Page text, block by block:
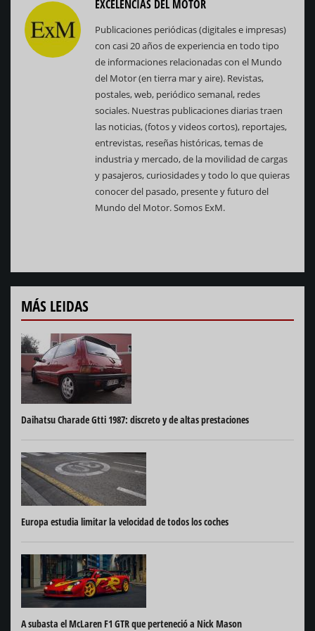
EXCELENCIAS DEL MOTOR
Publicaciones periódicas (digitales e impresas)
con casi 20 años de experiencia en todo tipo
de informaciones relacionadas con el Mundo
del Motor (en tierra mar y aire). Revistas,
postales, web, periódico semanal, redes
sociales. Nuestras publicaciones diarias traen
las noticias, (fotos y videos cortos), reportajes,
entrevistas, reseñas históricas, temas de
industria y mercado, de la movilidad de cargas
y pasajeros, curiosidades y todo lo que quieras
conocer del pasado, presente y futuro del
Mundo del Motor. Somos ExM.
MÁS LEIDAS
Daihatsu Charade Gtti 1987: discreto y de altas prestaciones
Europa estudia limitar la velocidad de todos los coches
A subasta el McLaren F1 GTR que perteneció a Nick Mason